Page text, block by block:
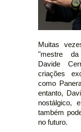
Muitas
"mestre da
Davide
criações
como
entanto,
nostálgico,
também
no futuro.